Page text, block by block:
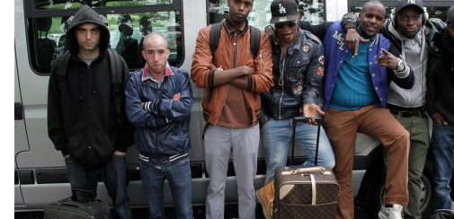
216.73.216.61